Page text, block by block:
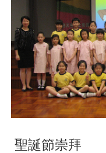
聖誕節崇拜